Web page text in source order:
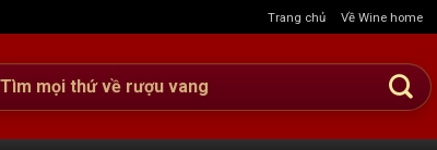
Trang chủ Về Wine home